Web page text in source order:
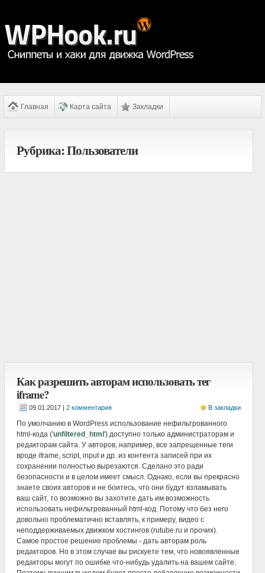
Главная Карта сайта Закладки
Рубрика: Пользователи
Как разрешить авторам использовать тег
iframe?
| 2 комментария В закладки
По умолчанию в WordPress использование нефильтрованного
html-кода ('unfiltered_html ') доступно только администраторам и
редакторам сайта. У авторов, например, все запрещенные теги
вроде iframe, script, input и др. из контента записей при их
сохранении полностью вырезаются. Сделано это ради
безопасности и в целом имеет смысл. Однако, если вы прекрасно
знаете своих авторов и не боитесь, что они будут взламывать
ваш сайт, то возможно вы захотите дать им возможность
использовать нефильтрованный html-код. Потому что без него
довольно проблематично вставлять, к примеру, видео с
неподдерживаемых движком хостингов (rutube.ru и прочих).
Самое простое решение проблемы - дать авторам роль
редакторов. Но в этом случае вы рискуете тем, что новоявленные
редакторы могут по ошибке что-нибудь удалить на вашем сайте.